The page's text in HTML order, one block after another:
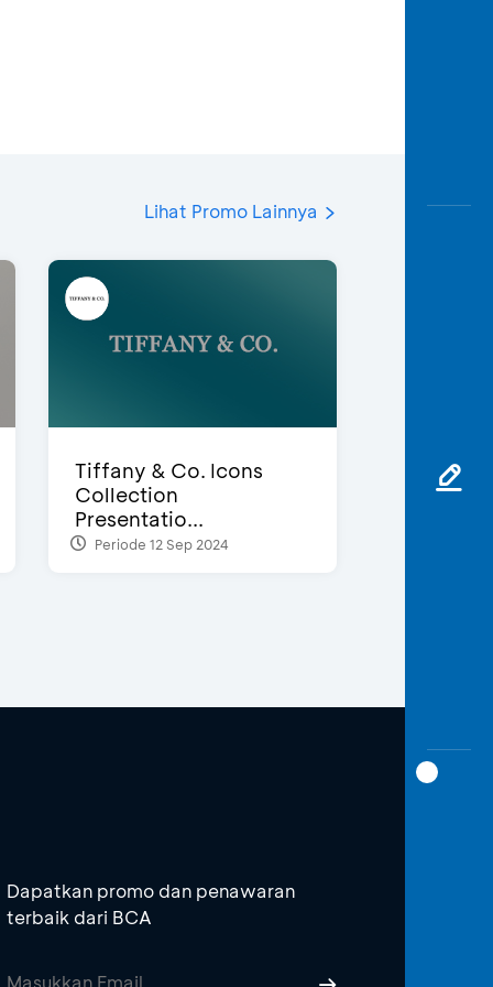
Lihat Promo Lainnya
Tiffany & Co. Icons
Collection
Presentatio...
Periode 12 Sep 2024
Dapatkan promo dan penawaran
terbaik dari BCA